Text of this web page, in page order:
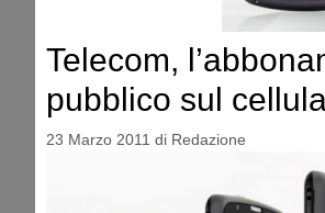
Telecom,
pubblico sul
23 Marzo 2011 di Redazione